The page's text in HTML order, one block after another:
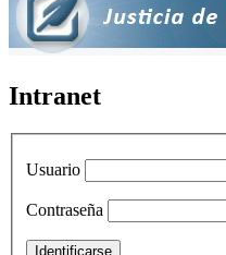
Intranet
Usuario
Contraseña